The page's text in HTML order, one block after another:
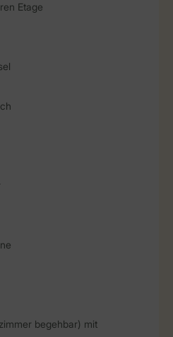
Etage
begehbar) mit